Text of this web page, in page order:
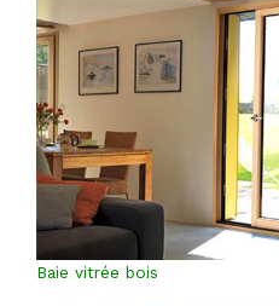
Baie vitrée bois